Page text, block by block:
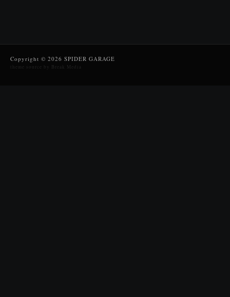
Copyright © 2026 SPIDER GARAGE
theme source by Break Media